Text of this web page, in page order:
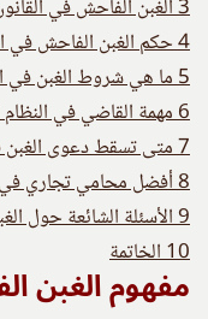
3الغبن الفاحش في
4حكم الغبن الفاحش في
5ما هي شروط الغبن في
6مهمة القاضي في
7متى تسقط دعوى الغبن
8أفضل محامي تجاري
9الأسئلة الشائعة حول
10الخاتمة
مفهوم الغبن